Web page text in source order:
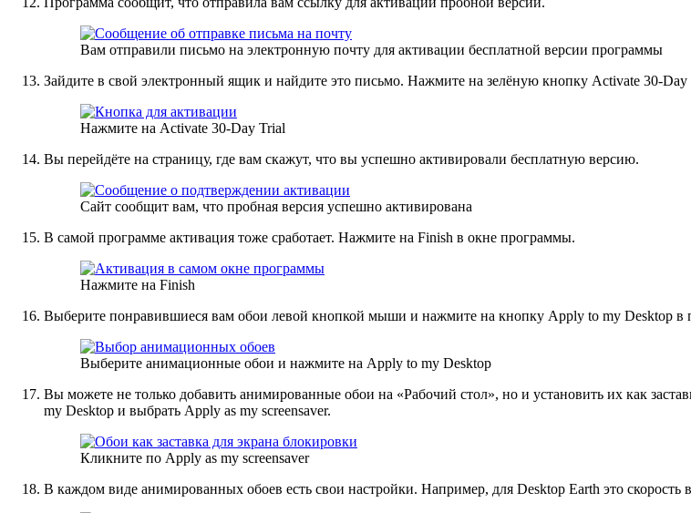
Вам отправили письмо на электронную почту для активации бесплатной версии программы
Зайдите в свой электронный ящик и найдите это письмо. Нажмите на зелёную кнопку Activate 30-Day
Нажмите на Activate 30-Day Trial
Вы перейдёте на страницу, где вам скажут, что вы успешно активировали бесплатную версию.
Сайт сообщит вам, что пробная версия успешно активирована
В самой программе активация тоже сработает. Нажмите на Finish в окне программы.
Нажмите на Finish
Выберите понравившиеся вам обои левой кнопкой мыши и нажмите на кнопку Apply to my Desktop в
Выберите анимационные обои и нажмите на Apply to my Desktop
Вы можете не только добавить анимированные обои на «Рабочий стол», но и установить их как
my Desktop и выбрать Apply as my screensaver.
Кликните по Apply as my screensaver
В каждом виде анимированных обоев есть свои настройки. Например, для Desktop Earth это скорость